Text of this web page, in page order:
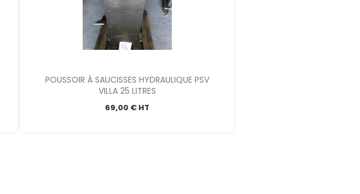
POUSSOIR À SAUCISSES HYDRAULIQUE PSV
VILLA 25 LITRES
69,00 € HT